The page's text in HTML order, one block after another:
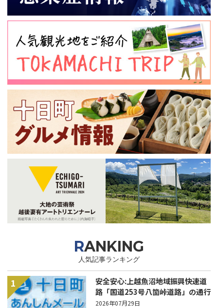
RANKING
人気記事ランキング
1
安全安心:上越魚沼地域振興快速道
路「国道253号八箇峠道路」の通行
規制について
2026年07月29日